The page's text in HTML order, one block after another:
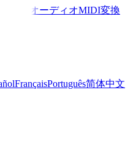
AI オーディオMIDI変換
FrançaisPortuguês简体中文